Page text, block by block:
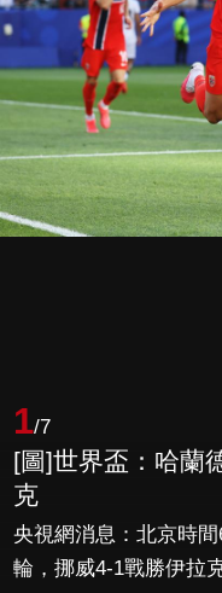
1/7
[圖]世界盃：哈蘭
克
央視網消息：北京時
輪，挪威4-1戰勝伊拉